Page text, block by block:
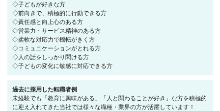
◇子どもが好きな方
◇前向きで、積極的に行動できる方
◇責任感と向上心のある方
◇営業力・サービス精神のある方
◇柔軟な対応力で機転がきく方
◇コミュニケーションがとれる方
◇人の話をしっかり聞ける方
◇子どもの変化に敏感に対応できる方
過去に採用した転職者例
未経験でも「教育に興味がある」「人と関わることが好き」な方を積極的
に迎え入れてきた当社では様々な職種・業界の方が活躍しています！